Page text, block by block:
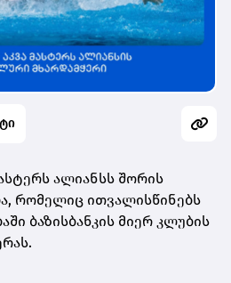
ალიანსს შორის
რომელიც ითვალისწინებს
ბაზისბანკის მიერ კლუბის